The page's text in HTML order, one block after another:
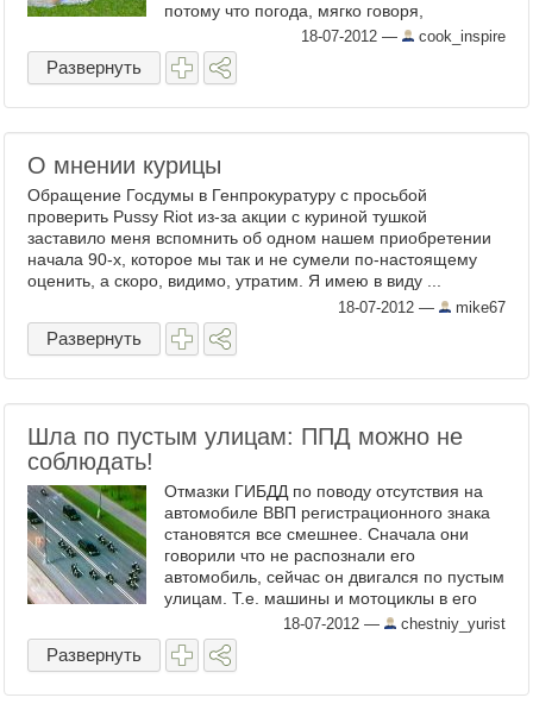
потому что погода, мягко говоря,
нелетная. Вероятность дождей ...
18-07-2012 — cook_inspire
Развернуть
О мнении курицы
Обращение Госдумы в Генпрокуратуру с просьбой
проверить Pussy Riot из-за акции с куриной тушкой
заставило меня вспомнить об одном нашем приобретении
начала 90-х, которое мы так и не сумели по-настоящему
оценить, а скоро, видимо, утратим. Я имею в виду ...
18-07-2012 — mike67
Развернуть
Шла по пустым улицам: ППД можно не
соблюдать!
Отмазки ГИБДД по поводу отсутствия на
автомобиле ВВП регистрационного знака
становятся все смешнее. Сначала они
говорили что не распознали его
автомобиль, сейчас он двигался по пустым
улицам. Т.е. машины и мотоциклы в его
кортеже не в счет или ...
18-07-2012 — chestniy_yurist
Развернуть